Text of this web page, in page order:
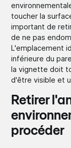
toucher la
important de
de ne pas
L'emplacement
inférieure du
la vignette doit
d'être visible et
Retirer
procéder